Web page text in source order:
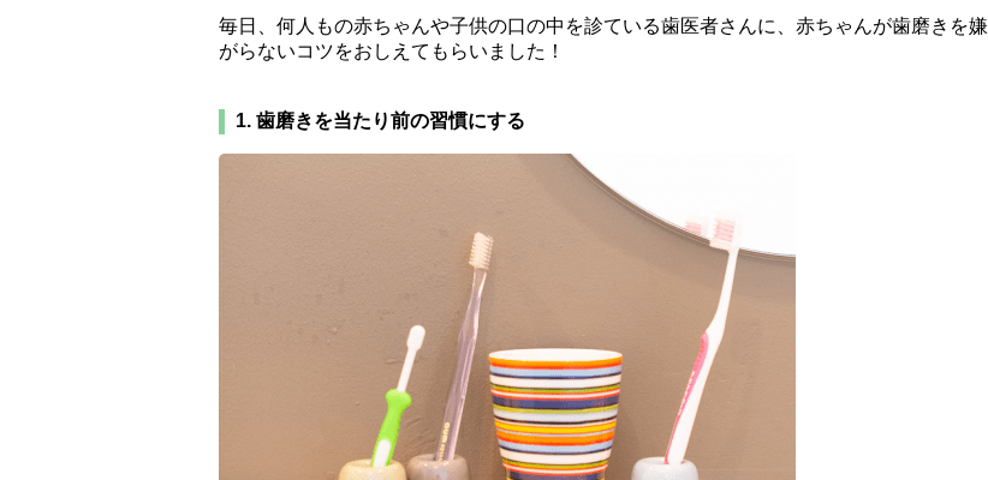
毎日、何人もの赤ちゃんや子供の口の中を診ている歯医者さんに、赤ちゃんが歯磨きを嫌
がらないコツをおしえてもらいました！
1. 歯磨きを当たり前の習慣にする